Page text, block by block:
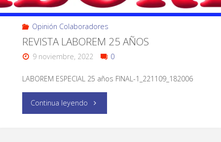
Opinión Colaboradores
REVISTA LABOREM 25 AÑOS
9 noviembre, 2022 0
LABOREM ESPECIAL 25 años FINAL-1_221109_182006
Continua leyendo